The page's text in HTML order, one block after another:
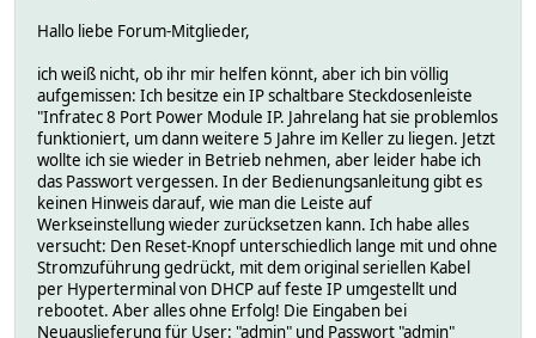
Hallo liebe Forum-Mitglieder,
ich weiß nicht, ob ihr mir helfen könnt, aber ich bin völlig
aufgemissen: Ich besitze ein IP schaltbare Steckdosenleiste
"Infratec 8 Port Power Module IP. Jahrelang hat sie problemlos
funktioniert, um dann weitere 5 Jahre im Keller zu liegen. Jetzt
wollte ich sie wieder in Betrieb nehmen, aber leider habe ich
das Passwort vergessen. In der Bedienungsanleitung gibt es
keinen Hinweis darauf, wie man die Leiste auf
Werkseinstellung wieder zurücksetzen kann. Ich habe alles
versucht: Den Reset-Knopf unterschiedlich lange mit und ohne
Stromzuführung gedrückt, mit dem original seriellen Kabel
per Hyperterminal von DHCP auf feste IP umgestellt und
rebootet. Aber alles ohne Erfolg! Die Eingaben bei
Neuauslieferung für User: "admin" und Passwort "admin"